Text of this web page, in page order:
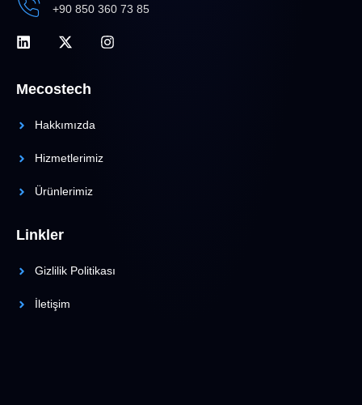
+90 850 360 73 85
Mecostech
Hakkımızda
Hizmetlerimiz
Ürünlerimiz
Linkler
Gizlilik Politikası
İletişim